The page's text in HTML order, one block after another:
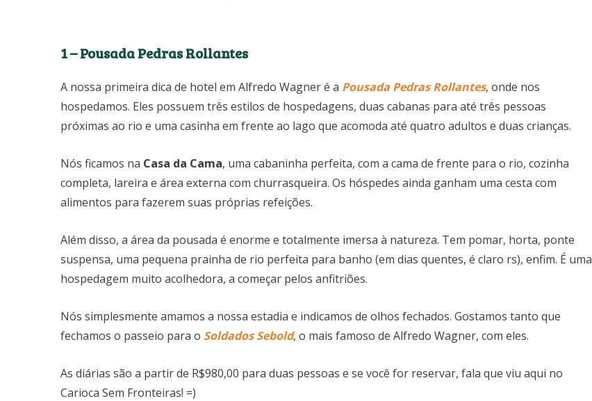
1 – Pousada Pedras Rollantes
A nossa primeira dica de hotel em Alfredo Wagner é a Pousada Pedras Rollantes, onde nos
hospedamos. Eles possuem três estilos de hospedagens, duas cabanas para até três pessoas
próximas ao rio e uma casinha em frente ao lago que acomoda até quatro adultos e duas crianças.
Nós ficamos na Casa da Cama, uma cabaninha perfeita, com a cama de frente para o rio, cozinha
completa, lareira e área externa com churrasqueira. Os hóspedes ainda ganham uma cesta com
alimentos para fazerem suas próprias refeições.
Além disso, a área da pousada é enorme e totalmente imersa à natureza. Tem pomar, horta, ponte
suspensa, uma pequena prainha de rio perfeita para banho (em dias quentes, é claro rs), enfim. É uma
hospedagem muito acolhedora, a começar pelos anfitriões.
Nós simplesmente amamos a nossa estadia e indicamos de olhos fechados. Gostamos tanto que
fechamos o passeio para o Soldados Sebold, o mais famoso de Alfredo Wagner, com eles.
As diárias são a partir de R$980,00 para duas pessoas e se você for reservar, fala que viu aqui no
Carioca Sem Fronteiras! =)